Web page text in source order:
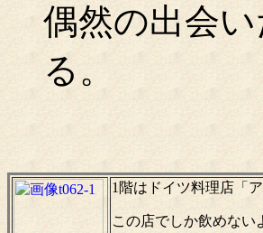
偶然の出会
る。
1階はドイツ料理店「ア
この店でしか飲めない